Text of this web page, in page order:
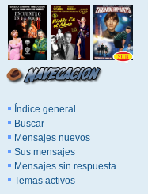
Índice general
Buscar
Mensajes nuevos
Sus mensajes
Mensajes sin respuesta
Temas activos